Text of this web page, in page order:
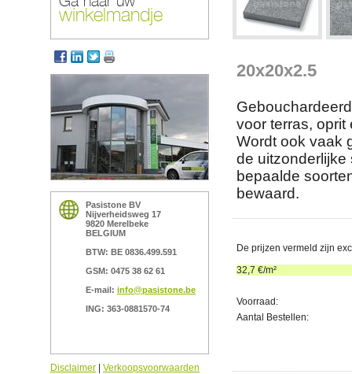
winkelmandje
Pasistone BV
Nijverheidsweg 17
9820 Merelbeke
BELGIUM
BTW: BE 0836.499.591
GSM: 0475 38 62 61
E-mail: info@pasistone.be
ING: 363-0881570-74
Disclaimer
Verkoopsvoorwaarden
20x20x2.5
voor terras, oprit
Wordt ook vaak
de uitzonderlijke
bepaalde
bewaard.
De prijzen vermeld zijn
32,7 €/m²
Voorraad:
Aantal Bestellen: